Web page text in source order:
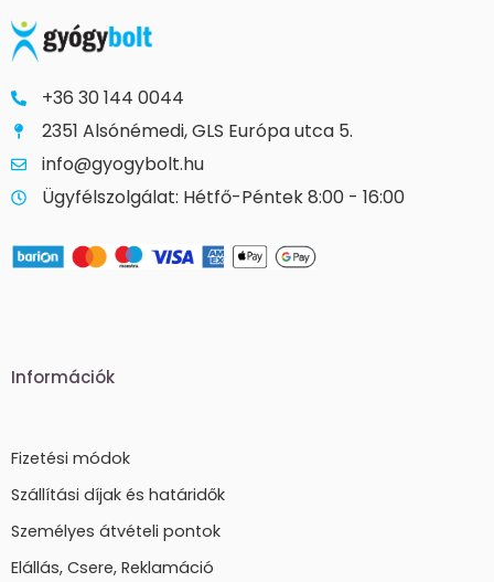
+36 30 144 0044
2351 Alsónémedi, GLS Európa utca 5.
info@gyogybolt.hu
Ügyfélszolgálat: Hétfő-Péntek 8:00 - 16:00
Információk
Fizetési módok
Szállítási díjak és határidők
Személyes átvételi pontok
Elállás, Csere, Reklamáció